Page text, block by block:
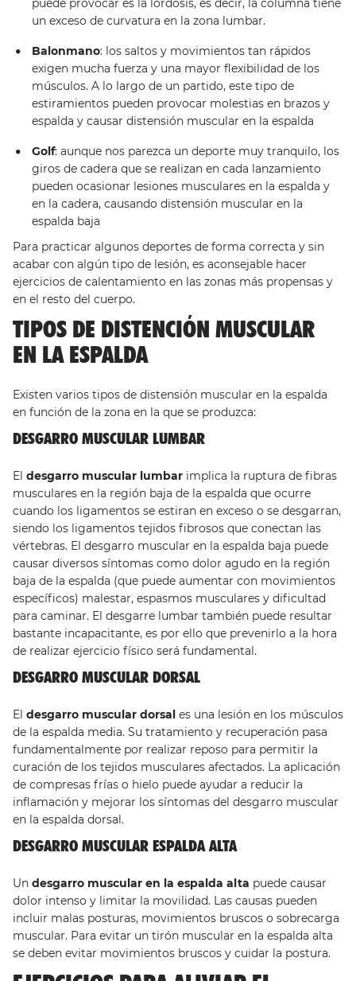
puede provocar es la lordosis, es decir, la columna tiene
un exceso de curvatura en la zona lumbar.
Balonmano: los saltos y movimientos tan rápidos
exigen mucha fuerza y una mayor flexibilidad de los
músculos. A lo largo de un partido, este tipo de
estiramientos pueden provocar molestias en brazos y
espalda y causar distensión muscular en la espalda
Golf: aunque nos parezca un deporte muy tranquilo, los
giros de cadera que se realizan en cada lanzamiento
pueden ocasionar lesiones musculares en la espalda y
en la cadera, causando distensión muscular en la
espalda baja
Para practicar algunos deportes de forma correcta y sin
acabar con algún tipo de lesión, es aconsejable hacer
ejercicios de calentamiento en las zonas más propensas y
en el resto del cuerpo.
TIPOS DE DISTENCIÓN MUSCULAR
EN LA ESPALDA
Existen varios tipos de distensión muscular en la espalda
en función de la zona en la que se produzca:
DESGARRO MUSCULAR LUMBAR
El desgarro muscular lumbar implica la ruptura de fibras
musculares en la región baja de la espalda que ocurre
cuando los ligamentos se estiran en exceso o se desgarran,
siendo los ligamentos tejidos fibrosos que conectan las
vértebras. El desgarro muscular en la espalda baja puede
causar diversos síntomas como dolor agudo en la región
baja de la espalda (que puede aumentar con movimientos
específicos) malestar, espasmos musculares y dificultad
para caminar. El desgarre lumbar también puede resultar
bastante incapacitante, es por ello que prevenirlo a la hora
de realizar ejercicio físico será fundamental.
DESGARRO MUSCULAR DORSAL
El desgarro muscular dorsal es una lesión en los músculos
de la espalda media. Su tratamiento y recuperación pasa
fundamentalmente por realizar reposo para permitir la
curación de los tejidos musculares afectados. La aplicación
de compresas frías o hielo puede ayudar a reducir la
inflamación y mejorar los síntomas del desgarro muscular
en la espalda dorsal.
DESGARRO MUSCULAR ESPALDA ALTA
Un desgarro muscular en la espalda alta puede causar
dolor intenso y limitar la movilidad. Las causas pueden
incluir malas posturas, movimientos bruscos o sobrecarga
muscular. Para evitar un tirón muscular en la espalda alta
se deben evitar movimientos bruscos y cuidar la postura.